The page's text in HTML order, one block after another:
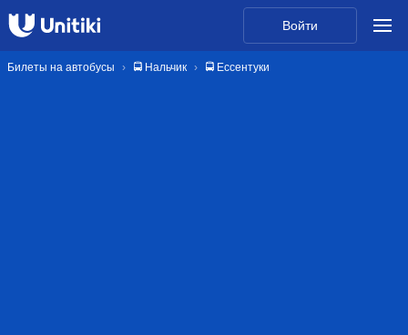
Войти
Билеты на автобусы 🚍 Нальчик 🚍 Ессентуки